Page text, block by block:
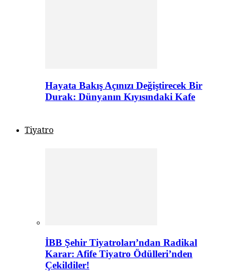
Hayata Bakış Açınızı Değiştirecek Bir
Durak: Dünyanın Kıyısındaki Kafe
Tiyatro
İBB Şehir Tiyatroları’ndan Radikal
Karar: Afife Tiyatro Ödülleri’nden
Çekildiler!